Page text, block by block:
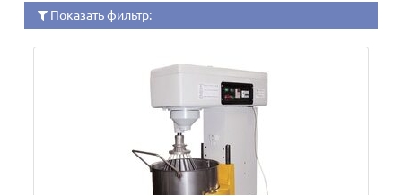
Показать фильтр: